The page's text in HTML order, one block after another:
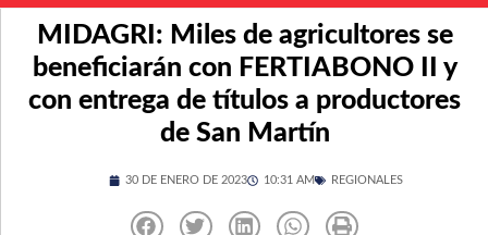
MIDAGRI: Miles de agricultores se
beneficiarán con FERTIABONO II y
con entrega de títulos a productores
de San Martín
30 DE ENERO DE 2023 10:31 AM REGIONALES